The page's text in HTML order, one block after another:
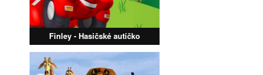
Finley - Hasičské autíčko